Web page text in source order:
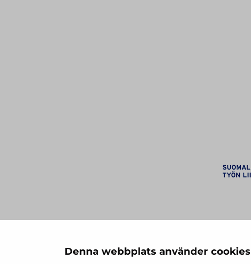
Denna webbplats använder cookies